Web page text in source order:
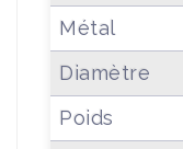
Métal
Diamètre
Poids